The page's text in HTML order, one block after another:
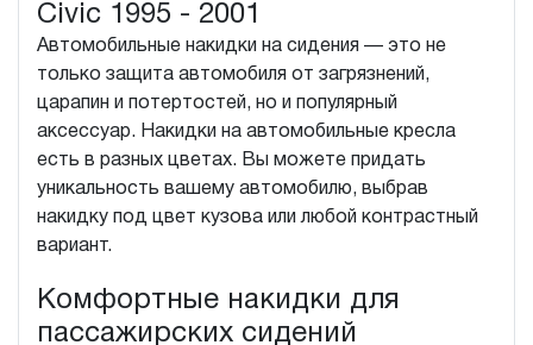
Civic 1995 - 2001
Автомобильные накидки на сидения — это не
только защита автомобиля от загрязнений,
царапин и потертостей, но и популярный
аксессуар. Накидки на автомобильные кресла
есть в разных цветах. Вы можете придать
уникальность вашему автомобилю, выбрав
накидку под цвет кузова или любой контрастный
вариант.
Комфортные накидки для
пассажирских сидений